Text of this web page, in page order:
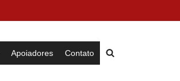
Apoiadores Contato